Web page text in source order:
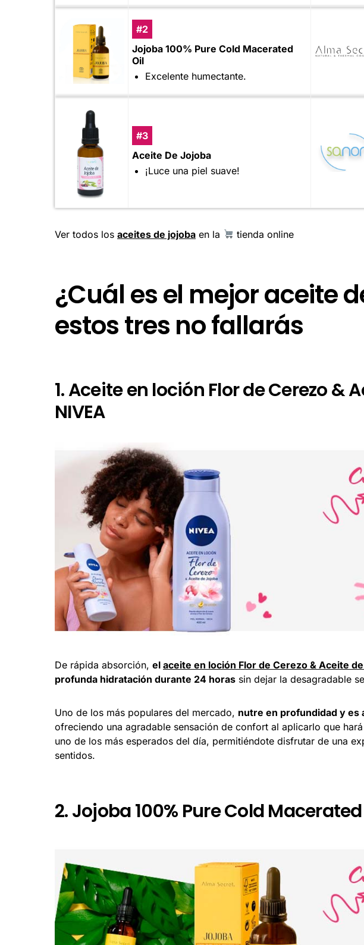
#2
Jojoba 100% Pure Cold Macerated
Oil
Excelente humectante.
#3
Aceite De Jojoba
¡Luce una piel suave!
Ver todos los aceites de jojoba en la tienda online
¿Cuál es el mejor aceite
estos tres no fallarás
1. Aceite en loción Flor de Cerezo &
NIVEA
De rápida absorción, el aceite en loción Flor de Cerezo & Aceite
profunda hidratación durante 24 horas sin dejar la desagradable
Uno de los más populares del mercado, nutre en profundidad y es
ofreciendo una agradable sensación de confort al aplicarlo que
uno de los más esperados del día, permitiéndote disfrutar de una
sentidos.
2. Jojoba 100% Pure Cold